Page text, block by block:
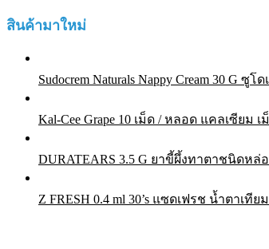
สินค้ามาใหม่
Sudocrem Naturals Nappy Cream 30 G
Kal-Cee Grape 10 เม็ด / หลอด แคลเซียม
DURATEARS 3.5 G ยาขี้ผึ้งทาตาชนิดหล่
Z FRESH 0.4 ml 30’s แซดเฟรช น้ำตาเทียม